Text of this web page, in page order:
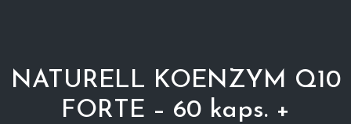
NATURELL KOENZYM Q10
FORTE – 60 kaps. +